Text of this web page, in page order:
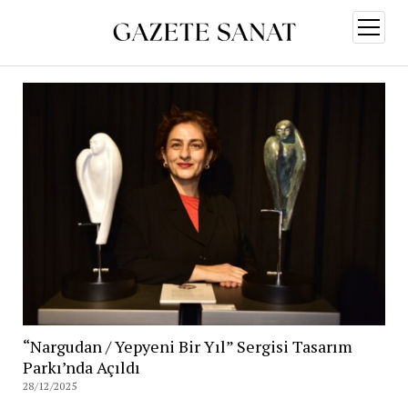
aç
“Nargudan / Yepyeni Bir Yıl” Sergisi Tasarım
Parkı’nda Açıldı
28/12/2025